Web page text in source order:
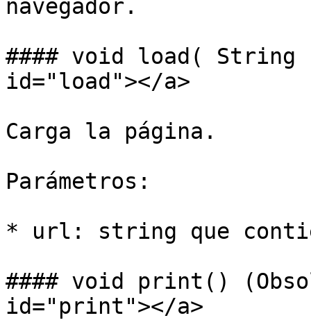
navegador.
#### void load(
id="load"></a>
Carga la página.
Parámetros:
* url: string que
#### void print()
id="print"></a>